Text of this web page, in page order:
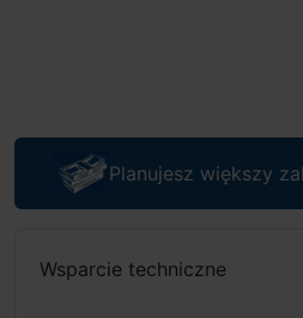
Planujesz większy
Wsparcie techniczne